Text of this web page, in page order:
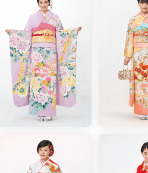
愛らしさにあふれる、晴れやかな
艶やかな赤地に刺繍、友禅を贅沢
細な刺繍は、見ごたえがありま
西陣袋帯 1,300,000円＋税 絹・
江戸時代の意匠に由来する模様を豪
摺箔や染め疋田の加飾も、深縹の
ブルー×ネイビーの美しい地色。
西陣袋帯 880,000円＋税 絹・そ